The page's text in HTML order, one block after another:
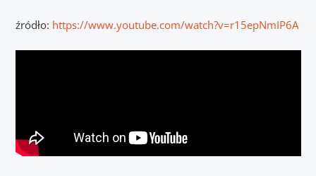
źródło: https://www.youtube.com/watch?v=r15epNmIP6A